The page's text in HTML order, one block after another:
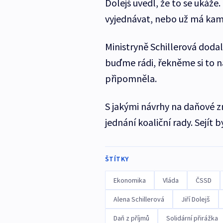
Dolejš uvedl, že to se
vyjednávat, nebo už má
Ministryně Schillerová
buďme rádi, řekněme si to
připomněla.
S jakými návrhy na daňové
jednání koaliční rady. Sejít
ŠTÍTKY
Ekonomika Vláda ČSSD
Alena Schillerová Jiří Dolejš
Daň z příjmů Solidární přirážka